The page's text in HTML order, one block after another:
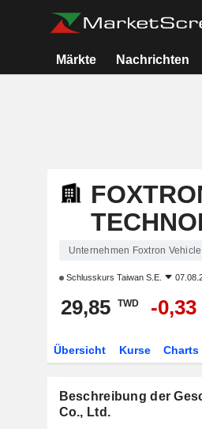
Märkte Nachrichten
Unternehmen Foxtron
Schlusskurs Taiwan S.E.
29,85 TWD -0,33
Übersicht Kurse Charts
Beschreibung der
Co., Ltd.